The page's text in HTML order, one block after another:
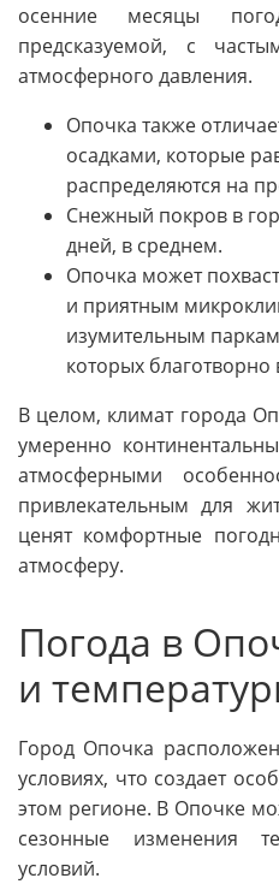
осенние месяцы
предсказуемой, с
атмосферного давления.
Опочка также
осадками, которые
распределяются на
Снежный покров в
дней, в среднем.
Опочка может
и приятным
изумительным
которых благотворно
В целом, климат города
умеренно
атмосферными
привлекательным для
ценят комфортные
атмосферу.
Погода в
и
Город Опочка
условиях, что создает
этом регионе. В Опочке
сезонные изменения
условий.